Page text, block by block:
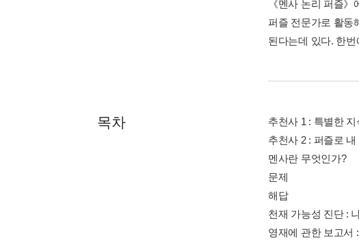
《멘사 논리 퍼즐
퍼즐 전문가로 활동
된다는데 있다. 한
목차
추천사 1 : 특별한
추천사 2 : 퍼즐로
멘사란 무엇인가?
문제
해답
천재 가능성 진단 :
영재에 관한 보고서